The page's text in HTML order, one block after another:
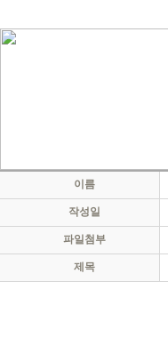
이름
작성일
파일첨부
제목